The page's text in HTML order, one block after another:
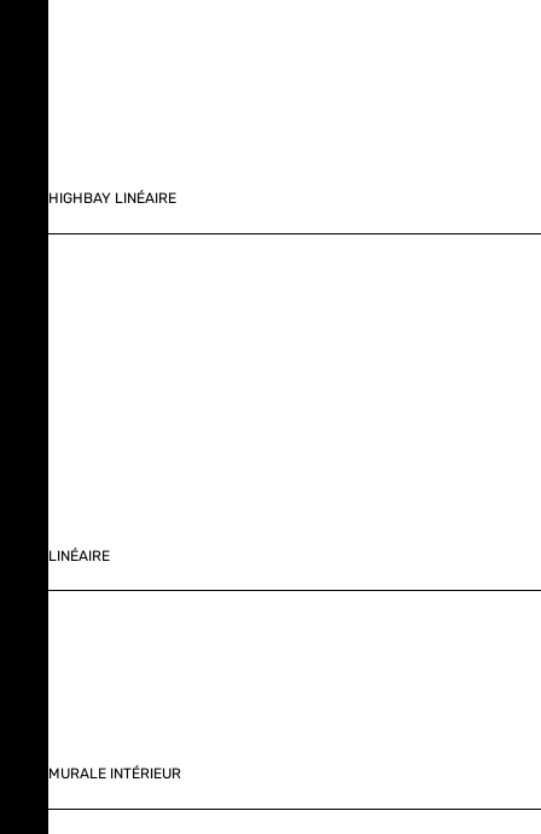
HIGHBAY LINÉAIRE
LINÉAIRE
MURALE INTÉRIEUR